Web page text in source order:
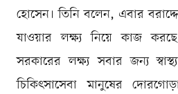
হোসেন। তিনি বলেন, এবার
যাওয়ার লক্ষ্য নিয়ে কাজ
সরকারের লক্ষ্য সবার জন্য
চিকিৎসাসেবা মানুষের